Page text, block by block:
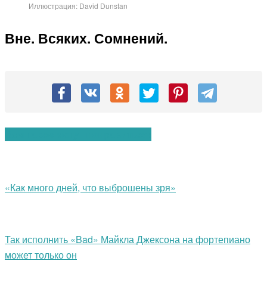
Иллюстрация: David Dunstan
Вне. Всяких. Сомнений.
«Как много дней, что выброшены зря»
Так исполнить «Bad» Майкла Джексона на фортепиано
может только он